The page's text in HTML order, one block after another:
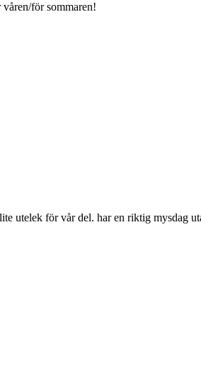
för sommaren!
utelek för vår del. har en riktig mysdag